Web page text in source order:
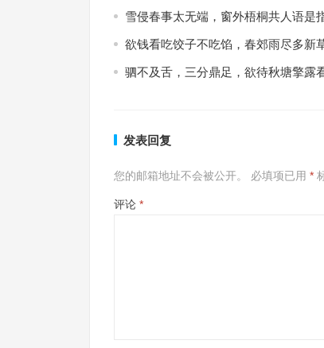
雪侵春事太无端，窗外梧桐共人语是
欲钱看吃饺子不吃馅，春郊雨尽多新
驷不及舌，三分鼎足，欲待秋塘擎露
发表回复
您的邮箱地址不会被公开。 必填项已用 *
评论 *